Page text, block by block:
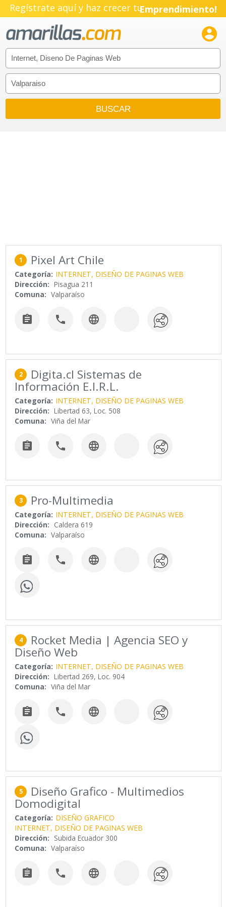
Regístrate aquí y haz crecer tuEmprendimiento!

1 Pixel Art Chile
Categoría: INTERNET, DISEÑO DE PAGINAS WEB
Dirección: Pisagua 211
Comuna: Valparaíso
  
2 Digita.cl Sistemas de
Información E.I.R.L.
Categoría: INTERNET, DISEÑO DE PAGINAS WEB
Dirección: Libertad 63, Loc. 508
Comuna: Viña del Mar
  
3 Pro-Multimedia
Categoría: INTERNET, DISEÑO DE PAGINAS WEB
Dirección: Caldera 619
Comuna: Valparaíso
  
4 Rocket Media | Agencia SEO y
Diseño Web
Categoría: INTERNET, DISEÑO DE PAGINAS WEB
Dirección: Libertad 269, Loc. 904
Comuna: Viña del Mar
  
5 Diseño Grafico - Multimedios
Domodigital
Categoría: DISEÑO GRAFICO
INTERNET, DISEÑO DE PAGINAS WEB
Dirección: Subida Ecuador 300
Comuna: Valparaíso
  